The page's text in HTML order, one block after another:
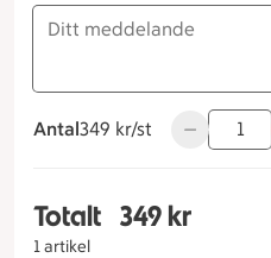
Antal
349 kronor styck
349 kr/st Använd
Totalt
1 artikel
Totalt 1 stycken
349 kr